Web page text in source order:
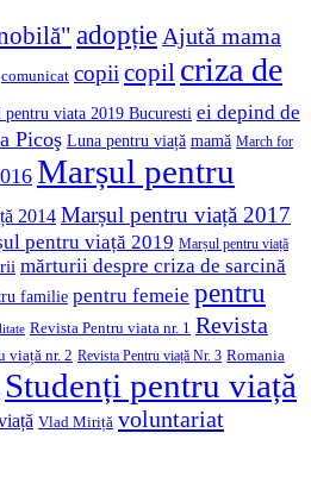
adopție Ajută mama
comunicat copii copil criza de
viata 2019 Bucuresti ei depind de
Picoş Luna pentru viață mamă March for
Marșul pentru
2014 Marșul pentru viață 2017
pentru viață 2019 Marșul pentru viață
mărturii despre criza de sarcină
familie pentru femeie pentru
Revista Pentru viata nr. 1 Revista
viață nr. 2 Revista Pentru viață Nr. 3 Romania
Studenți pentru viață
Vlad Miriță voluntariat